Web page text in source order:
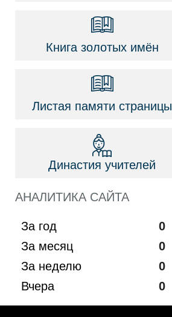
Книга золотых имён
Листая памяти страницы
Династия учителей
АНАЛИТИКА САЙТА
За год
0
За месяц
0
За неделю
0
Вчера
0